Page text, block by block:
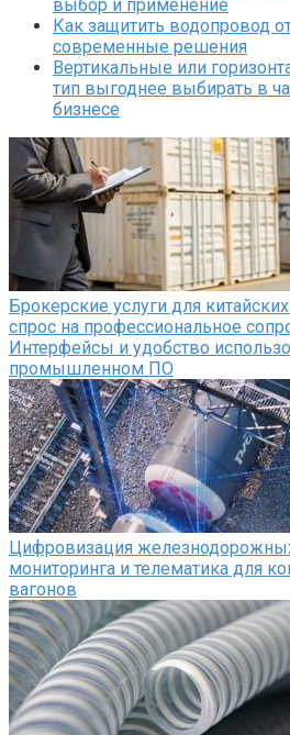
выбор и применение
Как защитить водопровод
современные решения
Вертикальные или
тип выгоднее выбирать в
бизнесе
Брокерские услуги для
спрос на профессиональное
Интерфейсы и удобство
промышленном ПО
Цифровизация
мониторинга и телематика для
вагонов